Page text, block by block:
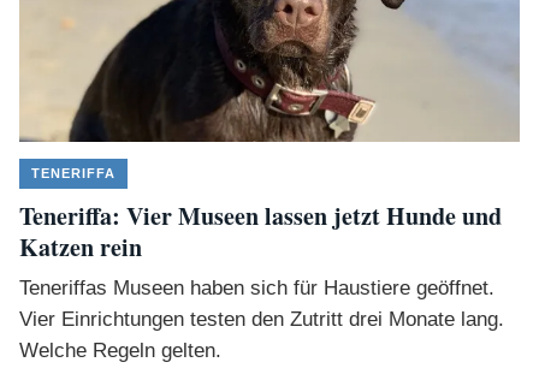
TENERIFFA
Teneriffa: Vier Museen lassen jetzt Hunde und
Katzen rein
Teneriffas Museen haben sich für Haustiere geöffnet.
Vier Einrichtungen testen den Zutritt drei Monate lang.
Welche Regeln gelten.